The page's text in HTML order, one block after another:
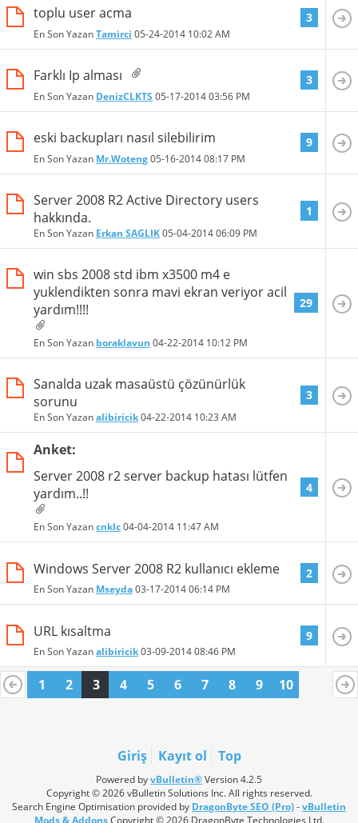
toplu user acma
En Son YazanTamirci 05-24-2014 10:02 AM
3
Farklı Ip alması
En Son Yazan DenizCLKTS 05-17-201403:56 PM
3
eski backupları nasıl silebilirim
En Son Yazan Mr.Woteng05-16-201408:17 PM
9
Server 2008 R2 Active Directory users
hakkında.
En Son Yazan Erkan SAGLIK05-04-201406:09 PM
1
win sbs 2008 std ibm x3500 m4 e
yuklendikten sonra mavi ekran veriyor acil
yardım!!!!
En Son Yazan boraklavun 04-22-2014 10:12 PM
29
Sanalda uzak masaüstü çözünürlük
sorunu
En Son Yazanalibiricik04-22-2014 10:23 AM
3
Anket:
Server 2008 r2 server backup hatası lütfen
yardım..!!
En Son Yazancnklc04-04-2014 11:47 AM
4
Windows Server 2008 R2 kullanıcı ekleme
En Son Yazan Mseyda03-17-201406:14 PM
2
URL kısaltma
En Son Yazanalibiricik03-09-201408:46 PM
9
1 2 3 4 5 6 7 8 9 10
Giriş Kayıt ol Top
Powered byvBulletin®Version 4.2.5
Copyright © 2026 vBulletin Solutions Inc. All rights reserved.
Search Engine Optimisation provided by DragonByte SEO (Pro)-vBulletin